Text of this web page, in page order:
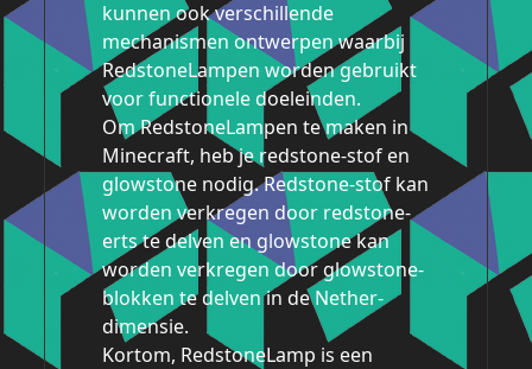
kunnen ook verschillende
mechanismen ontwerpen waarbij
RedstoneLampen worden gebruikt
voor functionele doeleinden.
Om RedstoneLampen te maken in
Minecraft, heb je redstone-stof en
glowstone nodig. Redstone-stof kan
worden verkregen door redstone-
erts te delven en glowstone kan
worden verkregen door glowstone-
blokken te delven in de Nether-
dimensie.
Kortom, RedstoneLamp is een